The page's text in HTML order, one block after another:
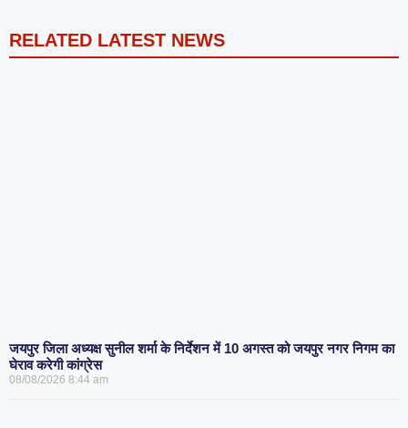
RELATED LATEST NEWS
जयपुर जिला अध्यक्ष सुनील शर्मा के निर्देशन में 10 अगस्त को जयपुर नगर निगम का
घेराव करेगी कांग्रेस
08/08/2026 8:44 am